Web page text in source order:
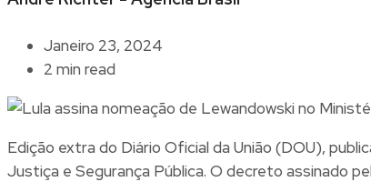
Janeiro 23, 2024
2 min read
Edição extra do Diário Oficial da União (DOU),
Justiça e Segurança Pública. O decreto assinado